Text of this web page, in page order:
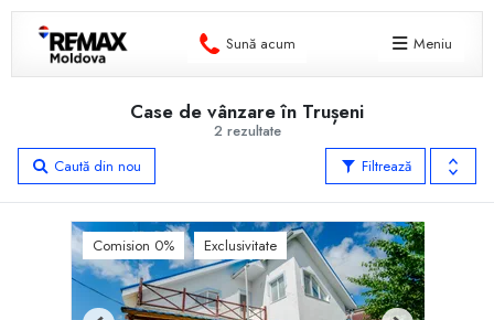
Sună acum Meniu
2 rezultate
Case de vânzare în Trușeni
Filtrează
Caută din nou
Comision 0% Exclusivitate